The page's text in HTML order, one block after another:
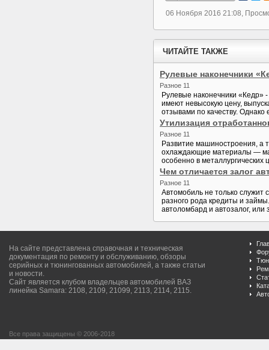
06 Ноября 2016 21:08,
ЧИТАЙТЕ ТАКЖЕ
Рулевые наконечники
Разное 11
Рулевые наконечники «Кедр»
имеют невысокую цену,
отзывами по качеству. Однако
Утилизация
Разное 11
Развитие машиностроения, а
охлаждающие материалы —
особенно в
Чем отличается залог
Разное 11
Автомобиль не только
разного рода кредиты и
автоломбард и автозалог,
На сайте представлена справочная и техническая
документация по ремонту и обслуживанию, обзоры
серийных и тюнингованных автомобилей, а также статьи
и новости.
Сайт является клубом владельцев автомобилей ВАЗ
линейка Samara: 2108, 2109, 21099, 2113, 2114, 2115.
Все права защищены © 2006-2018